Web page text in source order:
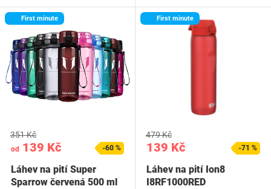
First minute
od 139 Kč
351 Kč
-60 %
Láhev na pití Super
Sparrow červená 500 ml
First minute
139 Kč
479 Kč
-71 %
Láhev na pití Ion8
I8RF1000RED